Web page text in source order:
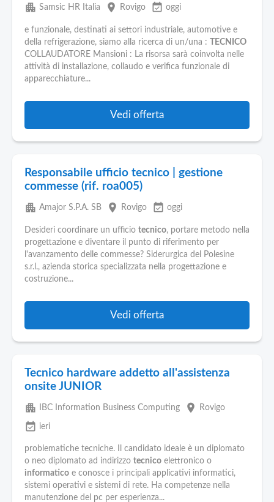
apartment Samsic HR Italia place Rovigo event_available oggi
e funzionale, destinati ai settori industriale, automotive e
della refrigerazione, siamo alla ricerca di un/una :
TECNICO
COLLAUDATORE Mansioni : La risorsa sarà coinvolta nelle
attività di installazione, collaudo e verifica funzionale di
apparecchiature...
Vedi offerta
Responsabile ufficio tecnico | gestione
commesse (rif. roa005)
apartment Amajor S.P.A. SB place Rovigo event_available oggi
Desideri coordinare un ufficio tecnico, portare metodo nella
progettazione e diventare il punto di riferimento per
l'avanzamento delle commesse? Siderurgica del Polesine
s.r.l., azienda storica specializzata nella progettazione e
costruzione...
Vedi offerta
Tecnico hardware addetto all'assistenza
onsite JUNIOR
apartment IBC Information Business Computing place Rovigo
event_available ieri
problematiche tecniche. Il candidato ideale è un diplomato
o neo diplomato ad indirizzo tecnico elettronico o
informatico e conosce i principali applicativi informatici,
sistemi operativi e sistemi di rete. Ha competenze nella
manutenzione del pc per esperienza...